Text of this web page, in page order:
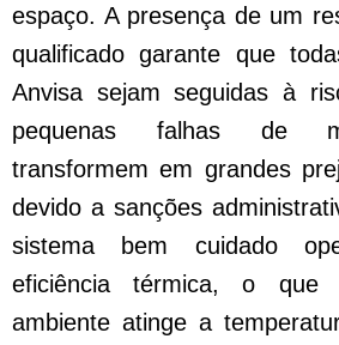
espaço. A presença de um
qualificado garante que
Anvisa sejam seguidas à
pequenas falhas de
transformem em grandes
devido a sanções
sistema bem cuidado
eficiência térmica, o que
ambiente atinge a